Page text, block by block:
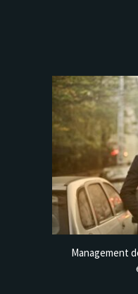
Management